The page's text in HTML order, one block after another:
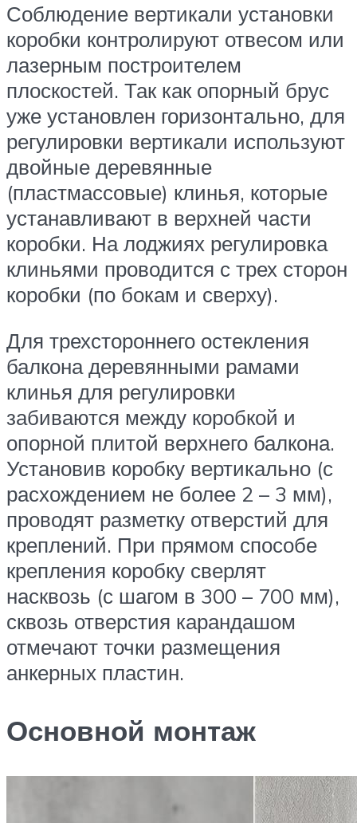
Соблюдение вертикали установки
коробки контролируют отвесом или
лазерным построителем
плоскостей. Так как опорный брус
уже установлен горизонтально, для
регулировки вертикали используют
двойные деревянные
(пластмассовые) клинья, которые
устанавливают в верхней части
коробки. На лоджиях регулировка
клиньями проводится с трех сторон
коробки (по бокам и сверху).
Для трехстороннего остекления
балкона деревянными рамами
клинья для регулировки
забиваются между коробкой и
опорной плитой верхнего балкона.
Установив коробку вертикально (с
расхождением не более 2 – 3 мм),
проводят разметку отверстий для
креплений. При прямом способе
крепления коробку сверлят
насквозь (с шагом в 300 – 700 мм),
сквозь отверстия карандашом
отмечают точки размещения
анкерных пластин.
Основной монтаж